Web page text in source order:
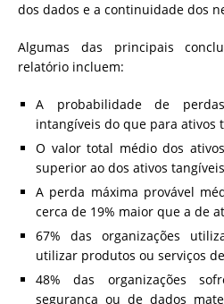
dos dados e a continuidade dos
Algumas das principais
relatório incluem:
A probabilidade de
intangíveis do que para ativos
O valor total médio dos
superior ao dos ativos
A perda máxima provável
cerca de 19% maior que a de
67% das organizações
utilizar produtos ou serviços
48% das organizações
segurança ou de dados